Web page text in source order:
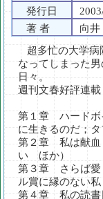
発行日
著 者
向井
超多忙の大学
なってしまった
日々。
週刊文春好評連載
第１章 ハードボ
に生きるのだ；
第２章 私は献血
い ほか）
第３章 さらば愛
ル賞に縁のない
第４章 私の読書